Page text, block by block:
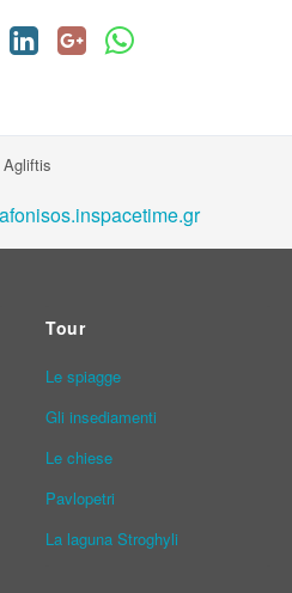
Agliftis
Tour
Le spiagge
Gli insediamenti
Le chiese
Pavlopetri
La laguna Stroghyli